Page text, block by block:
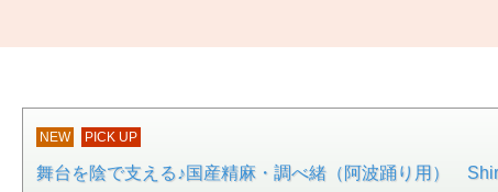
NEW PICK UP
舞台を陰で支える♪国産精麻・調べ緒（阿波踊り用）